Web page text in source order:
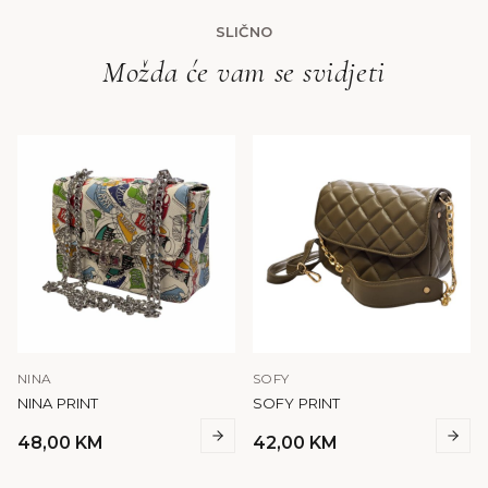
SLIČNO
Možda će vam se svidjeti
NINA
NINA PRINT
48,00 KM
SOFY
SOFY PRINT
42,00 KM